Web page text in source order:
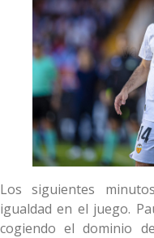
Los siguientes
igualdad en el juego.
cogiendo el dominio